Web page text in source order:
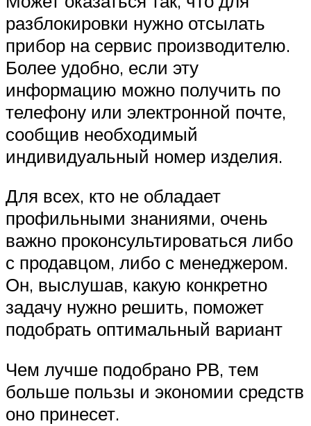
разблокировки нужно отсылать
прибор на сервис производителю.
Более удобно, если эту
информацию можно получить по
телефону или электронной почте,
сообщив необходимый
индивидуальный номер изделия.
Для всех, кто не обладает
профильными знаниями, очень
важно проконсультироваться либо
с продавцом, либо с менеджером.
Он, выслушав, какую конкретно
задачу нужно решить, поможет
подобрать оптимальный вариант
Чем лучше подобрано РВ, тем
больше пользы и экономии средств
оно принесет.